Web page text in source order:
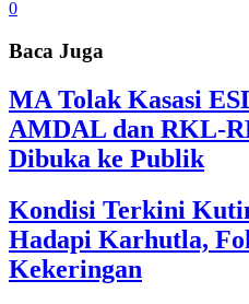
0
Baca Juga
MA Tolak Kasasi
AMDAL dan RKL-
Dibuka ke Publik
Kondisi Terkini
Hadapi Karhutla,
Kekeringan